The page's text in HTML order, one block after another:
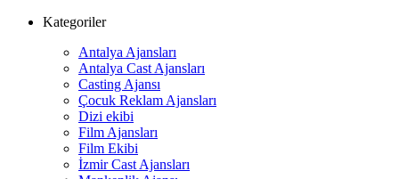
Kategoriler
Antalya Ajansları
Antalya Cast Ajansları
Casting Ajansı
Çocuk Reklam Ajansları
Dizi ekibi
Film Ajansları
Film Ekibi
İzmir Cast Ajansları